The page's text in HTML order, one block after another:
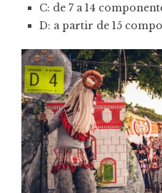
C: de 7 a 14
D: a partir de 15